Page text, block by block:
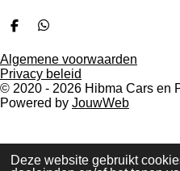
Deze website gebruikt
D
l
e
n
D
l
e
n
Algemene voorwaarden
Privacy beleid
© 2020 - 2026 Hibma Cars en
Powered by JouwWeb